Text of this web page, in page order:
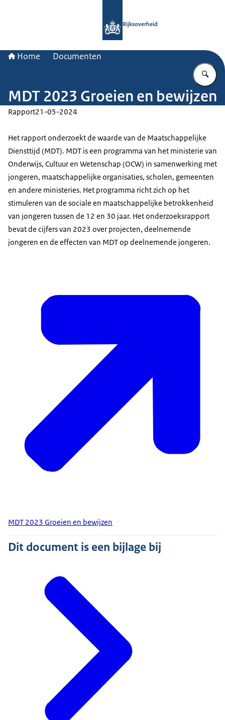
Rijksoverheid
Home Documenten
MDT 2023 Groeien en bewijzen
Rapport21-05-2024
Het rapport onderzoekt de waarde van de Maatschappelijke
Diensttijd (MDT). MDT is een programma van het ministerie van
Onderwijs, Cultuur en Wetenschap (OCW) in samenwerking met
jongeren, maatschappelijke organisaties, scholen, gemeenten
en andere ministeries. Het programma richt zich op het
stimuleren van de sociale en maatschappelijke betrokkenheid
van jongeren tussen de 12 en 30 jaar. Het onderzoeksrapport
bevat de cijfers van 2023 over projecten, deelnemende
jongeren en de effecten van MDT op deelnemende jongeren.
MDT 2023 Groeien en bewijzen
Dit document is een bijlage bij